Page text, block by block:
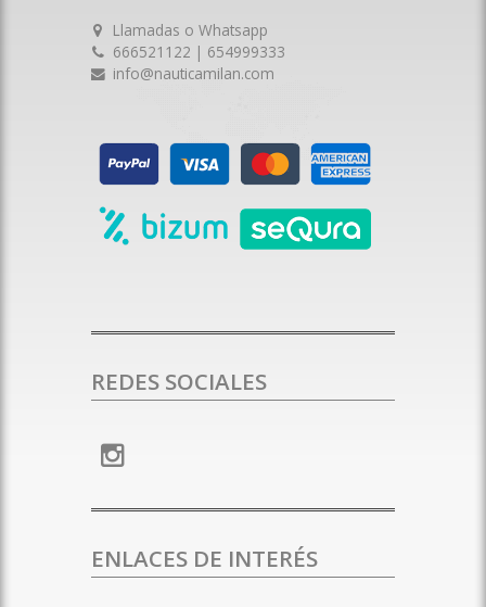
Llamadas o Whatsapp
666521122 | 654999333
info@nauticamilan.com
REDES SOCIALES
ENLACES DE INTERÉS